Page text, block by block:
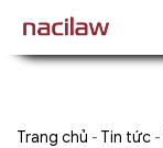
Trang chủ - Tin tức -